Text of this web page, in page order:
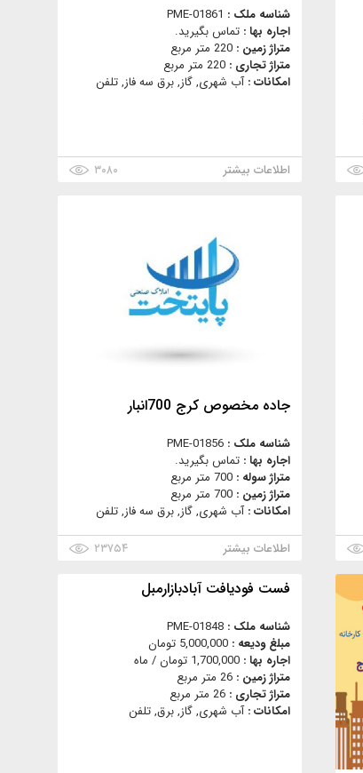
شناسه ملک : PME-01861
اجاره بها : تماس بگیرید.
متراژ زمین : 220 متر مربع
متراژ تجاری : 220 متر مربع
امکانات :آب شهری, گاز, برق سه فاز, تلفن
اطلاعات بیشتر ۳۰۸۰
جاده مخصوص كرج 700انبار
شناسه ملک : PME-01856
اجاره بها : تماس بگیرید.
متراژ سوله : 700 متر مربع
متراژ زمین : 700 متر مربع
امکانات :آب شهری, گاز, برق سه فاز, تلفن
اطلاعات بیشتر
۲۳۷۵۴
فست فوديافت آبادبازارمبل
شناسه ملک : PME-01848
مبلغ ودیعه : 5,000,000 تومان
اجاره بها : 1,700,000 تومان / ماه
متراژ زمین : 26 متر مربع
متراژ تجاری : 26 متر مربع
امکانات :آب شهری, گاز, برق, تلفن